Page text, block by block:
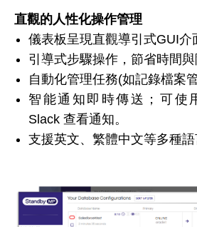
直觀的人性化操作管理
儀表板呈現直觀導引式GUI介
引導式步驟操作，節省時間與
自動化管理任務(如記錄檔案管
智能通知即時傳送；可使
Slack 查看通知。
支援英文、繁體中文等多種語